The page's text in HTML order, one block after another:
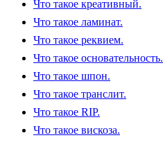
Что такое креативный.
Что такое ламинат.
Что такое реквием.
Что такое основательность.
Что такое шпон.
Что такое транслит.
Что такое RIP.
Что такое вискоза.